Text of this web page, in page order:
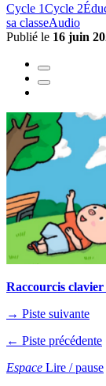
Cycle 1Cycle 2
sa classeAudio
Publié le 16 juin
Raccourcis clavier
→ Piste suivante
← Piste précédente
Espace Lire / pause